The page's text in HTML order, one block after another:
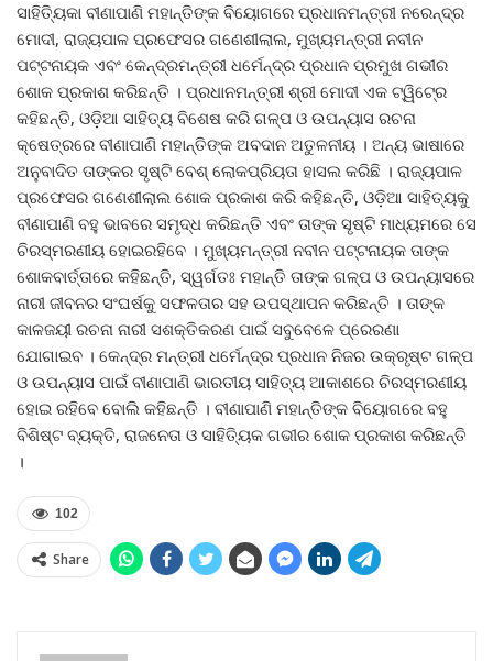
ସାହିତ୍ୟିକା ବୀଣାପାଣି ମହାନ୍ତିଙ୍କ ବିୟୋଗରେ ପ୍ରଧାନମନ୍ତ୍ରୀ ନରେନ୍ଦ୍ର
ମୋଦୀ, ରାଜ୍ୟପାଳ ପ୍ରଫେସର ଗଣେଶୀଲାଲ, ମୁଖ୍ୟମନ୍ତ୍ରୀ ନବୀନ
ପଟ୍ଟନାୟକ ଏବଂ କେନ୍ଦ୍ରମନ୍ତ୍ରୀ ଧର୍ମେନ୍ଦ୍ର ପ୍ରଧାନ ପ୍ରମୁଖ ଗଭୀର
ଶୋକ ପ୍ରକାଶ କରିଛନ୍ତି । ପ୍ରଧାନମନ୍ତ୍ରୀ ଶ୍ରୀ ମୋଦୀ ଏକ ଟ୍ୱିଟ୍‍ରେ
କହିଛନ୍ତି, ଓଡ଼ିଆ ସାହିତ୍ୟ ବିଶେଷ କରି ଗଳ୍ପ ଓ ଉପନ୍ୟାସ ରଚନା
କ୍ଷେତ୍ରରେ ବୀଣାପାଣି ମହାନ୍ତିଙ୍କ ଅବଦାନ ଅତୁଳନୀୟ । ଅନ୍ୟ ଭାଷାରେ
ଅନୁବାଦିତ ତାଙ୍କର ସୃଷ୍ଟି ବେଶ୍‍ ଲୋକପ୍ରିୟତା ହାସଲ କରିଛି । ରାଜ୍ୟପାଳ
ପ୍ରଫେସର ଗଣେଶୀଲାଲ ଶୋକ ପ୍ରକାଶ କରି କହିଛନ୍ତି, ଓଡ଼ିଆ ସାହିତ୍ୟକୁ
ବୀଣାପାଣି ବହୁ ଭାବରେ ସମୃଦ୍ଧ କରିଛନ୍ତି ଏବଂ ତାଙ୍କ ସୃଷ୍ଟି ମାଧ୍ୟମରେ ସେ
ଚିରସ୍ମରଣୀୟ ହୋଇରହିବେ । ମୁଖ୍ୟମନ୍ତ୍ରୀ ନବୀନ ପଟ୍ଟନାୟକ ତାଙ୍କ
ଶୋକବାର୍ତ୍ତାରେ କହିଛନ୍ତି, ସ୍ୱର୍ଗତଃ ମହାନ୍ତି ତାଙ୍କ ଗଳ୍ପ ଓ ଉପନ୍ୟାସରେ
ନାରୀ ଜୀବନର ସଂଘର୍ଷକୁ ସଫଳତାର ସହ ଉପସ୍ଥାପନ କରିଛନ୍ତି । ତାଙ୍କ
କାଳଜୟୀ ରଚନା ନାରୀ ସଶକ୍ତିକରଣ ପାଇଁ ସବୁବେଳେ ପ୍ରେରଣା
ଯୋଗାଇବ । କେନ୍ଦ୍ର ମନ୍ତ୍ରୀ ଧର୍ମେନ୍ଦ୍ର ପ୍ରଧାନ ନିଜର ଉକ୍ରୃଷ୍ଟ ଗଳ୍ପ
ଓ ଉପନ୍ୟାସ ପାଇଁ ବୀଣାପାଣି ଭାରତୀୟ ସାହିତ୍ୟ ଆକାଶରେ ଚିରସ୍ମରଣୀୟ
ହୋଇ ରହିବେ ବୋଲି କହିଛନ୍ତି । ବୀଣାପାଣି ମହାନ୍ତିଙ୍କ ବିୟୋଗରେ ବହୁ
ବିଶିଷ୍ଟ ବ୍ୟକ୍ତି, ରାଜନେତା ଓ ସାହିତ୍ୟିକ ଗଭୀର ଶୋକ ପ୍ରକାଶ କରିଛନ୍ତି
।
102
Share